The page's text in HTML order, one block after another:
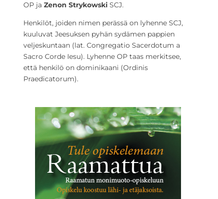
OP ja Zenon Strykowski SCJ.
Henkilöt, joiden nimen perässä on lyhenne SCJ,
kuuluvat Jeesuksen pyhän sydämen pappien
veljeskuntaan (lat. Congregatio Sacerdotum a
Sacro Corde Iesu). Lyhenne OP taas merkitsee,
että henkilö on dominikaani (Ordinis
Praedicatorum).